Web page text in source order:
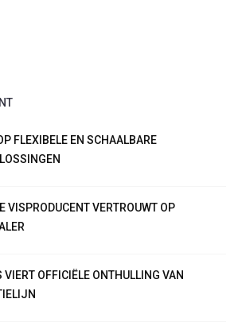
FLEXIBELE EN SCHAALBARE
VISPRODUCENT VERTROUWT OP
VIERT OFFICIËLE ONTHULLING VAN